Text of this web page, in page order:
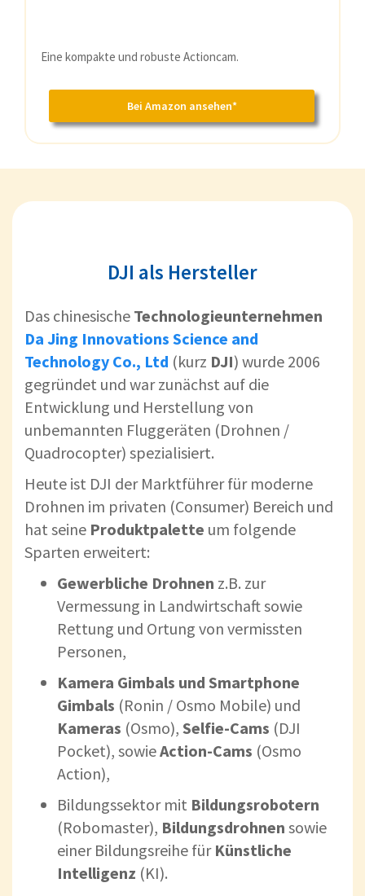
Eine kompakte und robuste Actioncam.
Bei Amazon ansehen*
DJI als Hersteller
Das chinesische Technologieunternehmen
Da Jing Innovations Science and
Technology Co., Ltd (kurz DJI) wurde 2006
gegründet und war zunächst auf die
Entwicklung und Herstellung von
unbemannten Fluggeräten (Drohnen /
Quadrocopter) spezialisiert.
Heute ist DJI der Marktführer für moderne
Drohnen im privaten (Consumer) Bereich und
hat seine Produktpalette um folgende
Sparten erweitert:
Gewerbliche Drohnen z.B. zur
Vermessung in Landwirtschaft sowie
Rettung und Ortung von vermissten
Personen,
Kamera Gimbals und Smartphone
Gimbals (Ronin / Osmo Mobile) und
Kameras (Osmo), Selfie-Cams (DJI
Pocket), sowieAction-Cams (Osmo
Action),
Bildungssektor mit Bildungsrobotern
(Robomaster), Bildungsdrohnen sowie
einer Bildungsreihe für Künstliche
Intelligenz (KI).